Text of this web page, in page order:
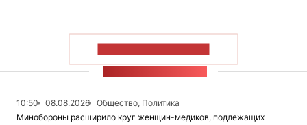
10:50 08.08.2026
Общество, Политика
Минобороны расширило круг женщин-медиков, подлежащих